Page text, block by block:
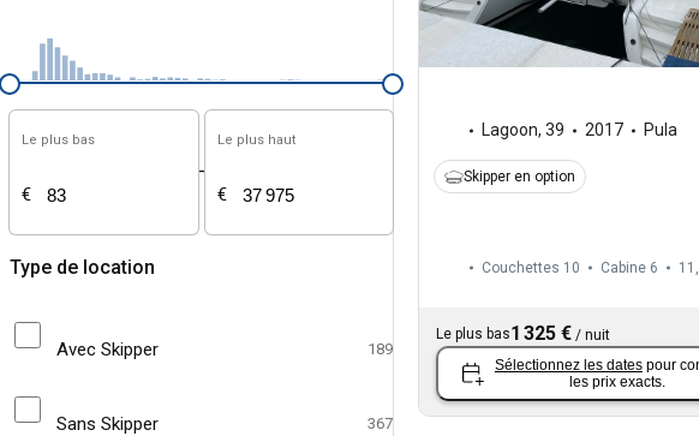
Le plus bas
€
-
Le plus haut
€
Type de location
Avec Skipper 189
Sans Skipper 367
Lagoon, 39 2017 Pula
Skipper en option
Couchettes 10 Cabine 6
Le plus bas1 325 € / nuit
Sélectionnez les dates pour
les prix exacts.